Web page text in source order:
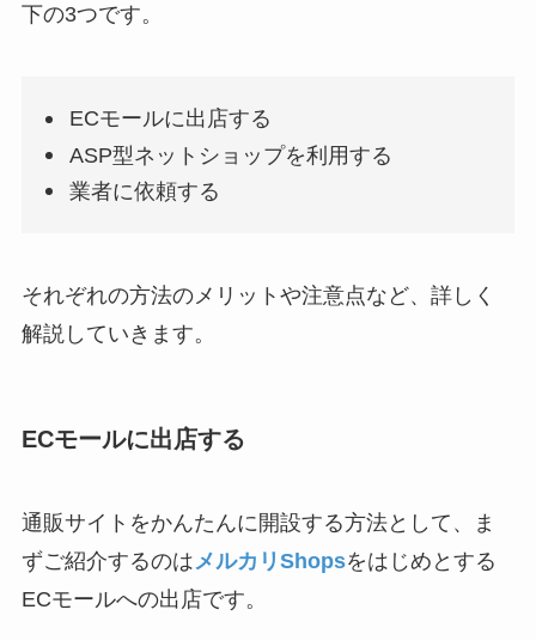
下の3つです。
ECモールに出店する
ASP型ネットショップを利用する
業者に依頼する
それぞれの方法のメリットや注意点など、詳しく
解説していきます。
ECモールに出店する
通販サイトをかんたんに開設する方法として、ま
ずご紹介するのは メルカリShopsをはじめとする
ECモールへの出店です。